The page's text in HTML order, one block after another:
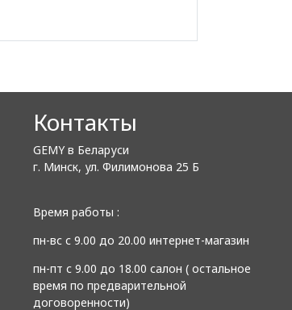
Контакты
GEMY в Беларуси
г. Минск, ул. Филимонова 25 Б
Время работы :
пн-вс с 9.00 до 20.00 интернет-магазин
пн-пт с 9.00 до 18.00 салон ( остальное
время по предварительной
договоренности)